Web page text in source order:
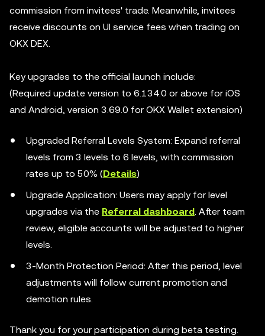
commission from invitees' trade. Meanwhile, invitees
receive discounts on UI service fees when trading on
OKX DEX.
Key upgrades to the official launch include:
(Required update version to 6.134.0 or above for iOS
and Android, version 3.69.0 for OKX Wallet extension)
Upgraded Referral Levels System: Expand referral
levels from 3 levels to 6 levels, with commission
rates up to 50% (Details)
Upgrade Application: Users may apply for level
upgrades via the Referral dashboard. After team
review, eligible accounts will be adjusted to higher
levels.
3-Month Protection Period: After this period, level
adjustments will follow current promotion and
demotion rules.
Thank you for your participation during beta testing.